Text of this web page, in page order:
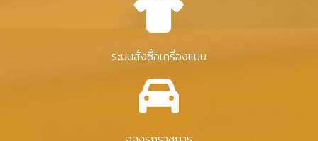
ระบบสั่งซื้อเครื่องแบบ